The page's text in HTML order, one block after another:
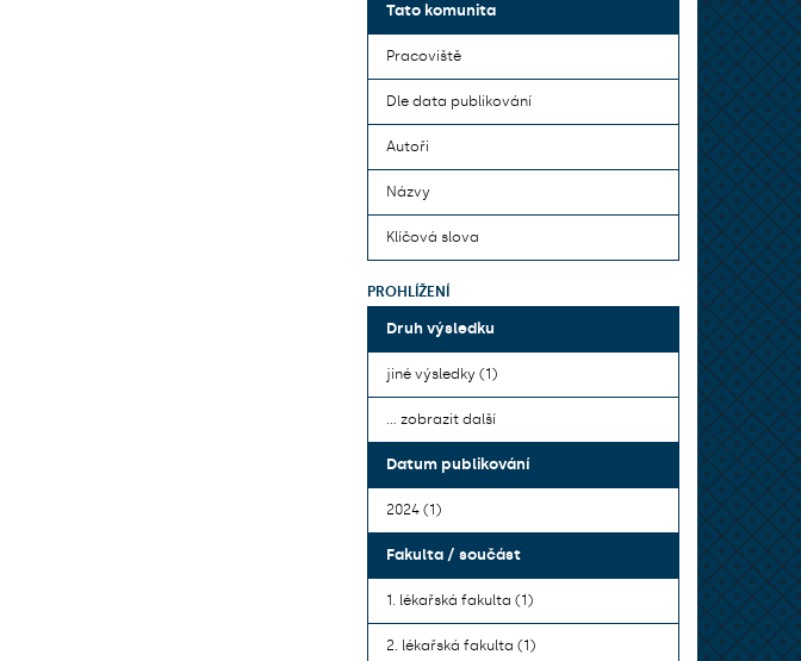
Tato komunita
Pracoviště
Dle data publikování
Autoři
Názvy
Klíčová slova
PROHLÍŽENÍ
Druh výsledku
jiné výsledky (1)
... zobrazit další
Datum publikování
2024 (1)
Fakulta / součást
1. lékařská fakulta (1)
2. lékařská fakulta (1)